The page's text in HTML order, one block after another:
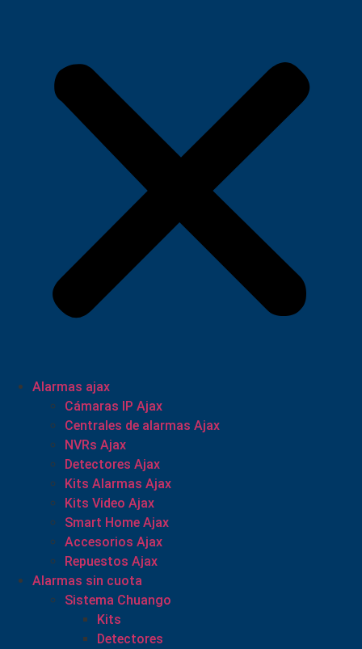
Alarmas ajax
Cámaras IP Ajax
Centrales de alarmas Ajax
NVRs Ajax
Detectores Ajax
Kits Alarmas Ajax
Kits Video Ajax
Smart Home Ajax
Accesorios Ajax
Repuestos Ajax
Alarmas sin cuota
Sistema Chuango
Kits
Detectores